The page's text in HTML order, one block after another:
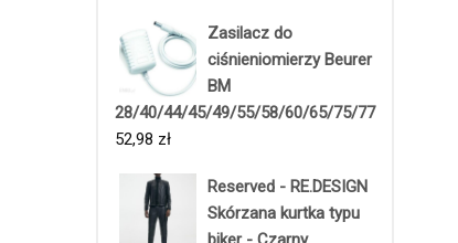
Zasilacz do
ciśnieniomierzy Beurer
BM
28/40/44/45/49/55/58/60/65/75/77
52,98 zł
Reserved - RE.DESIGN
Skórzana kurtka typu